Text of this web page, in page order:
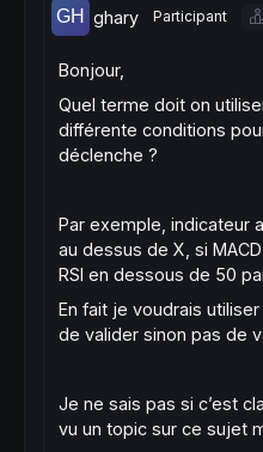
ghary Participant
Bonjour,
Quel terme doit on
différente conditions
déclenche ?
Par exemple, indicateur
au dessus de X, si
RSI en dessous de 50
En fait je voudrais
de valider sinon pas de
Je ne sais pas si c’est
vu un topic sur ce sujet